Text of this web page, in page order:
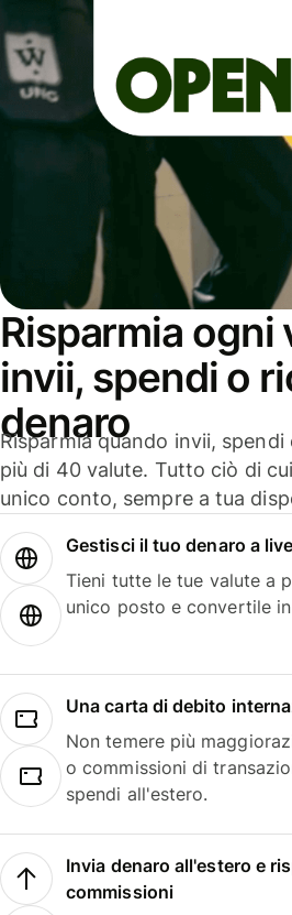
Risparmia ogni
invii, spendi o
denaro
Risparmia quando invii,
più di 40 valute. Tutto ciò di
unico conto, sempre a tua
Gestisci il tuo denaro a
Tieni tutte le tue valute a
unico posto e convertile
Una carta di debito
Non temere più
o commissioni di
spendi all'estero.
Invia denaro all'estero e
commissioni